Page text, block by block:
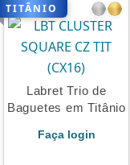
TITÂNIO
Labret Trio de
Baguetes em Titânio
Faça login